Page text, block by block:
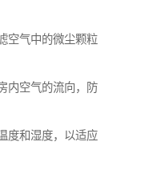
空气中的微尘颗粒
内空气的流向，防
度和湿度，以适应